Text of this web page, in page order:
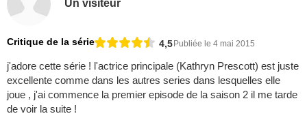
Un visiteur
Critique de la série 4,5Publiée le 4 mai 2015
j'adore cette série ! l'actrice principale (Kathryn Prescott) est juste
excellente comme dans les autres series dans lesquelles elle
joue , j'ai commence la premier episode de la saison 2 il me tarde
de voir la suite !